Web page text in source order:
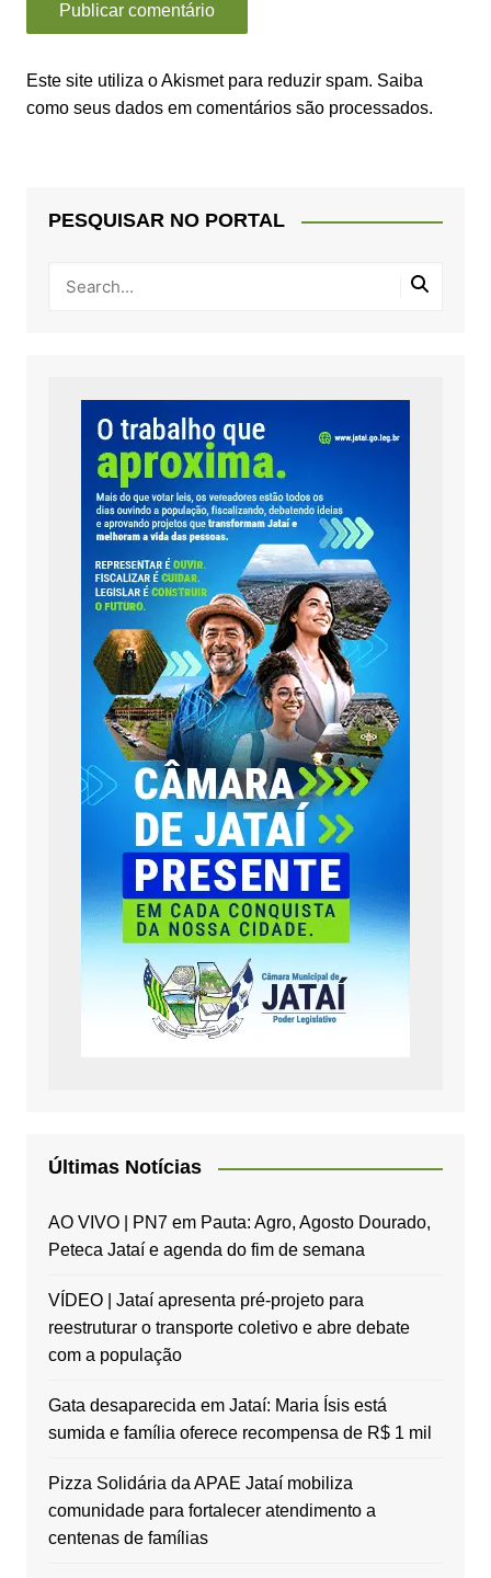
Este site utiliza o Akismet para reduzir spam. Saiba
como seus dados em comentários são processados.
PESQUISAR NO PORTAL
Últimas Notícias
AO VIVO | PN7 em Pauta: Agro, Agosto Dourado,
Peteca Jataí e agenda do fim de semana
VÍDEO | Jataí apresenta pré-projeto para
reestruturar o transporte coletivo e abre debate
com a população
Gata desaparecida em Jataí: Maria Ísis está
sumida e família oferece recompensa de R$ 1 mil
Pizza Solidária da APAE Jataí mobiliza
comunidade para fortalecer atendimento a
centenas de famílias